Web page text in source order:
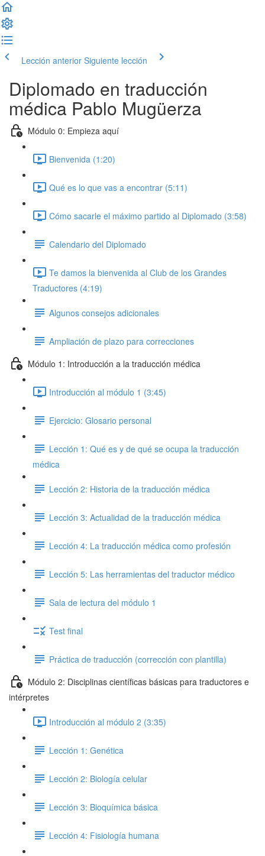
Lección anterior Siguiente lección
Diplomado en traducción
médica Pablo Mugüerza
Módulo 0: Empieza aquí
Bienvenida (1:20)
Qué es lo que vas a encontrar (5:11)
Cómo sacarle el máximo partido al Diplomado (3:58)
Calendario del Diplomado
Te damos la bienvenida al Club de los Grandes
Traductores (4:19)
Algunos consejos adicionales
Ampliación de plazo para correcciones
Módulo 1: Introducción a la traducción médica
Introducción al módulo 1 (3:45)
Ejercicio: Glosario personal
Lección 1: Qué es y de qué se ocupa la traducción
médica
Lección 2: Historia de la traducción médica
Lección 3: Actualidad de la traducción médica
Lección 4: La traducción médica como profesión
Lección 5: Las herramientas del traductor médico
Sala de lectura del módulo 1
Test final
Práctica de traducción (corrección con plantilla)
Módulo 2: Disciplinas científicas básicas para traductores e
intérpretes
Introducción al módulo 2 (3:35)
Lección 1: Genética
Lección 2: Biología celular
Lección 3: Bioquímica básica
Lección 4: Fisiología humana